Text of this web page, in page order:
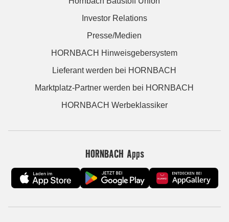
Investor Relations
Presse/Medien
HORNBACH Hinweisgebersystem
Lieferant werden bei HORNBACH
Marktplatz-Partner werden bei HORNBACH
HORNBACH Werbeklassiker
HORNBACH Apps